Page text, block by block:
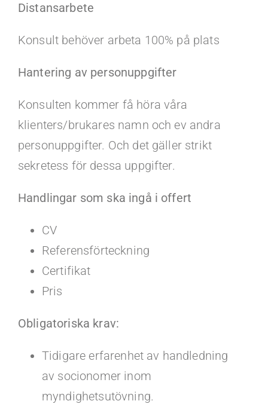
Distansarbete
Konsult behöver arbeta 100% på plats
Hantering av personuppgifter
Konsulten kommer få höra våra
klienters/brukares namn och ev andra
personuppgifter. Och det gäller strikt
sekretess för dessa uppgifter.
Handlingar som ska ingå i offert
CV
Referensförteckning
Certifikat
Pris
Obligatoriska krav:
Tidigare erfarenhet av handledning
av socionomer inom
myndighetsutövning.